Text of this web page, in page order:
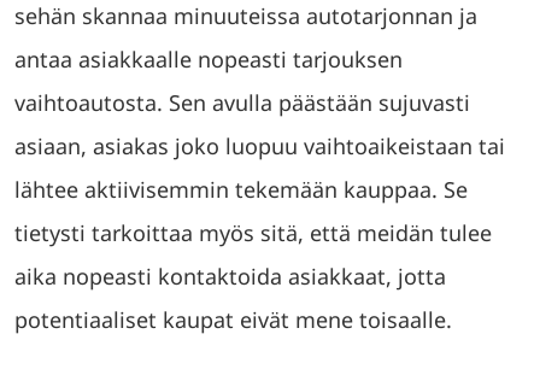
sehän skannaa minuuteissa autotarjonnan ja
antaa asiakkaalle nopeasti tarjouksen
vaihtoautosta. Sen avulla päästään sujuvasti
asiaan, asiakas joko luopuu vaihtoaikeistaan tai
lähtee aktiivisemmin tekemään kauppaa. Se
tietysti tarkoittaa myös sitä, että meidän tulee
aika nopeasti kontaktoida asiakkaat, jotta
potentiaaliset kaupat eivät mene toisaalle.